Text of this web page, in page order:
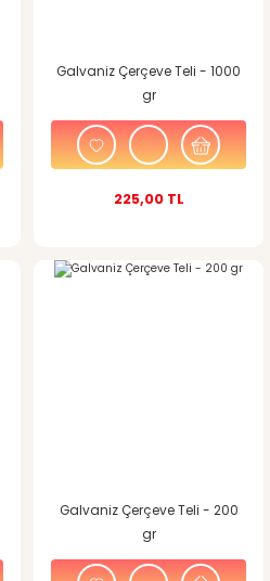
Galvaniz Çerçeve Teli - 1000
gr
225,00 TL
Galvaniz Çerçeve Teli - 200
gr